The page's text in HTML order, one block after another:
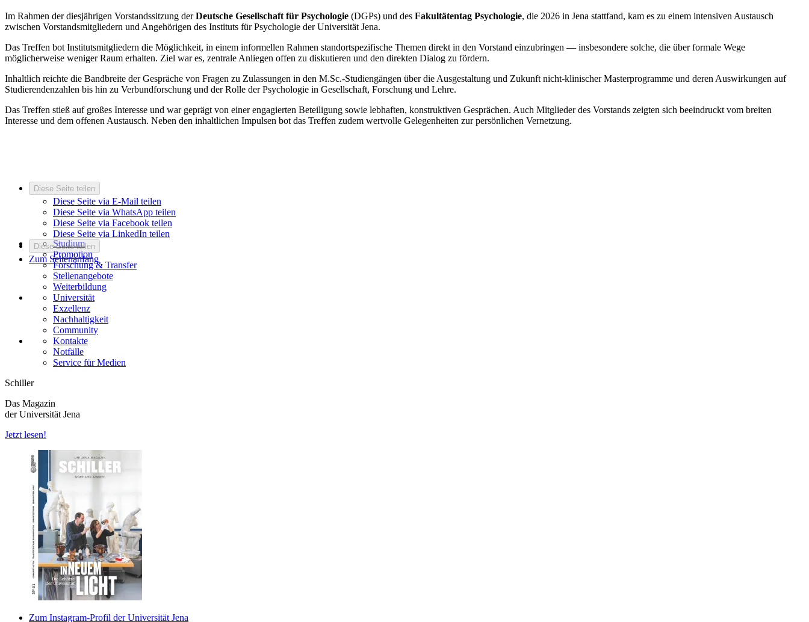
Im Rahmen der diesjährigen Vorstandssitzung derDeutsche Gesellschaft für Psychologie (DGPs) und des Fakultätentag Psychologie, die 2026 in Jena stattfand, kam es zu einem intensiven Austausch
zwischen Vorstandsmitgliedern und Angehörigen des Instituts für Psychologie der Universität Jena.
Das Treffen bot Institutsmitgliedern die Möglichkeit, in einem informellen Rahmen standortspezifische Themen direkt in den Vorstand einzubringen — insbesondere solche, die über formale Wege
möglicherweise weniger Raum erhalten. Ziel war es, zentrale Anliegen offen zu diskutieren und den direkten Dialog zu fördern.
Inhaltlich reichte die Bandbreite der Gespräche von Fragen zu Zulassungen in den M.Sc.-Studiengängen über die Ausgestaltung und Zukunft nicht-klinischer Masterprogramme und deren Auswirkungen auf
Studierendenzahlen bis hin zu Verbundforschung und der Rolle der Psychologie in Gesellschaft, Forschung und Lehre.
Das Treffen stieß auf großes Interesse und war geprägt von einer engagierten Beteiligung sowie lebhaften, konstruktiven Gesprächen. Auch Mitglieder des Vorstands zeigten sich beeindruckt vom breiten
Interesse und dem offenen Austausch. Neben den inhaltlichen Impulsen bot das Treffen zudem wertvolle Gelegenheiten zur persönlichen Vernetzung.
Diese Seite teilen
Diese Seite via E-Mail teilen
Diese Seite via WhatsApp teilen
Diese Seite via Facebook teilen
Diese Seite via LinkedIn teilen
Diese Seite teilen
Zum Seitenanfang
Studium
Promotion
Forschung & Transfer
Stellenangebote
Weiterbildung
Universität
Exzellenz
Nachhaltigkeit
Community
Kontakte
Notfälle
Service für Medien
Schiller
Das Magazin
der Universität Jena
Jetzt lesen!
Zum Instagram-Profil der Universität Jena